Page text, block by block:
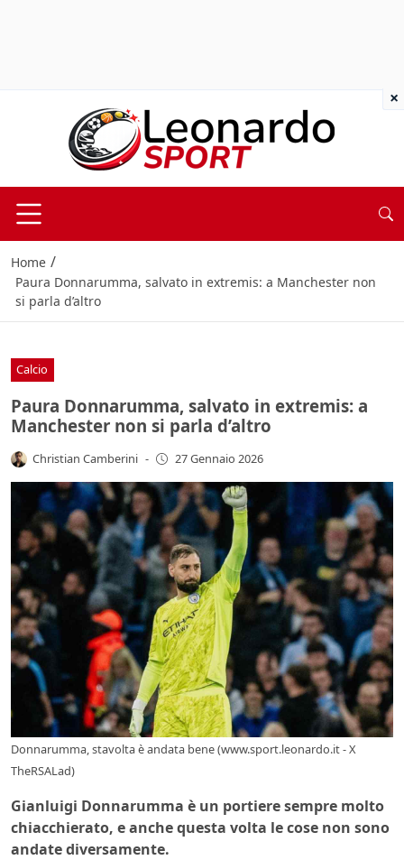
Home /
Paura Donnarumma, salvato in extremis: a Manchester non
si parla d’altro
Calcio
Paura Donnarumma, salvato in extremis: a
Manchester non si parla d’altro
Christian Camberini - 27 Gennaio 2026
Donnarumma, stavolta è andata bene (www.sport.leonardo.it - X
TheRSALad)
Gianluigi Donnarumma è un portiere sempre molto
chiacchierato, e anche questa volta le cose non sono
andate diversamente.
×